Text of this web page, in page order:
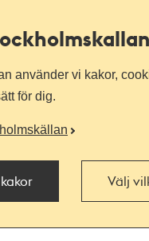
använder vi kakor,
för dig.
Välj